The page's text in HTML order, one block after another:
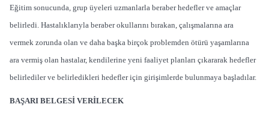
Eğitim sonucunda, grup üyeleri uzmanlarla beraber hedefler ve amaçlar
belirledi. Hastalıklarıyla beraber okullarını bırakan, çalışmalarına ara
vermek zorunda olan ve daha başka birçok problemden ötürü yaşamlarına
ara vermiş olan hastalar, kendilerine yeni faaliyet planları çıkararak hedefler
belirlediler ve belirledikleri hedefler için girişimlerde bulunmaya başladılar.
BAŞARI BELGESİ VERİLECEK